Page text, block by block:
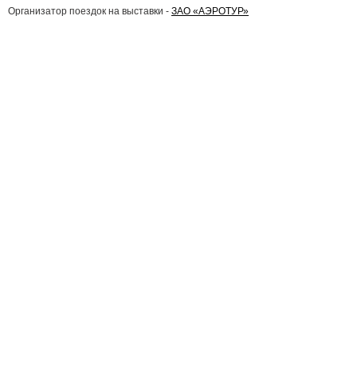
Организатор поездок на выставки - ЗАО «АЭРОТУР»